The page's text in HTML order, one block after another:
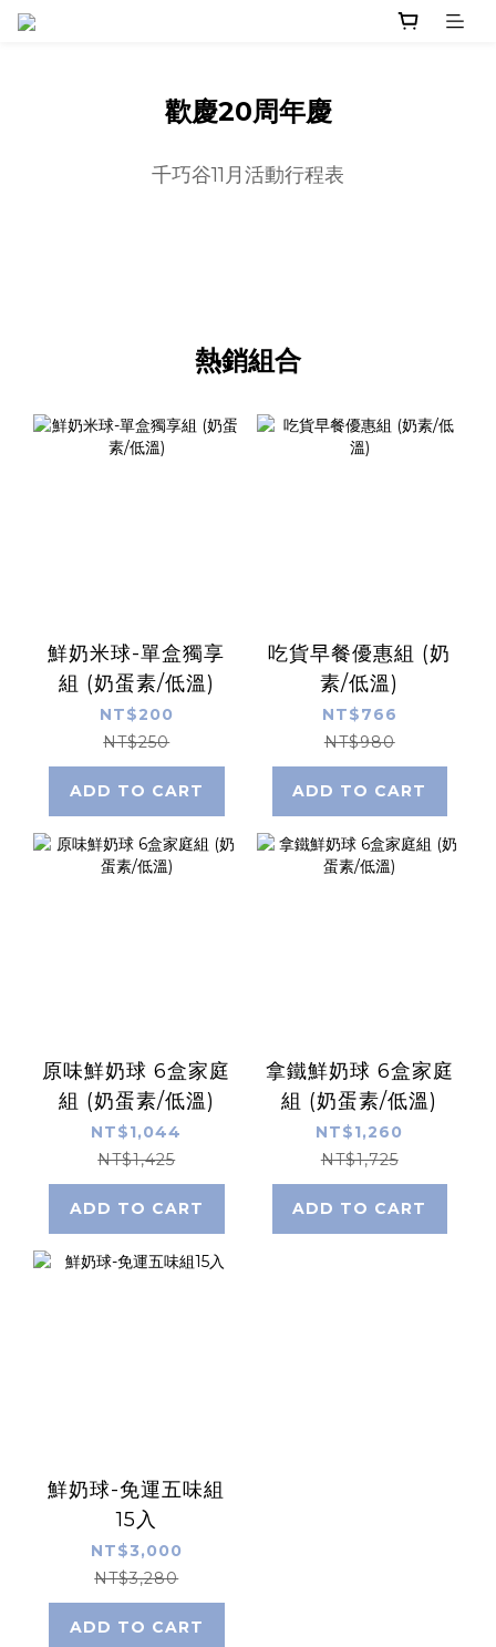
歡慶20周年慶
千巧谷11月活動行程表
熱銷組合
鮮奶米球-單盒獨享
組 (奶蛋素/低溫)
NT$200
NT$250
ADD TO CART
吃貨早餐優惠組 (奶
素/低溫)
NT$766
NT$980
ADD TO CART
原味鮮奶球 6盒家庭
組 (奶蛋素/低溫)
NT$1,044
NT$1,425
ADD TO CART
拿鐵鮮奶球 6盒家庭
組 (奶蛋素/低溫)
NT$1,260
NT$1,725
ADD TO CART
鮮奶球-免運五味組
15入
NT$3,000
NT$3,280
ADD TO CART